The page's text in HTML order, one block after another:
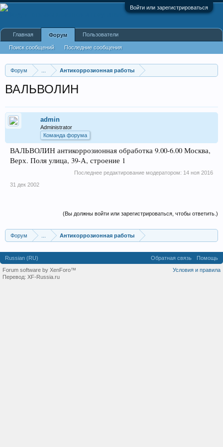
Войти или зарегистрироваться
Форум Антикоррозионная работы
ВАЛЬВОЛИН
admin
Administrator
Команда форума
ВАЛЬВОЛИН антикоррозионная обработка 9.00-6.00 Москва,
Верх. Поля улица, 39-А, строение 1
Последнее редактирование модератором: 14 ноя 2016
31 дек 2002
(Вы должны войти или зарегистрироваться, чтобы ответить.)
Форум Антикоррозионная работы
Главная Форум
Поиск сообщений Последние сообщения
Пользователи
Russian (RU) Обратная связь
Помощь
Условия и правила
Forum software by XenForo™
Перевод: XF-Russia.ru